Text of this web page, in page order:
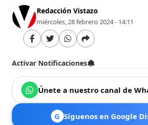
Redacción Vistazo
miércoles, 28 febrero 2024 - 14:11
Activar Notificaciones
Únete a nuestro canal de
G Síguenos en Google